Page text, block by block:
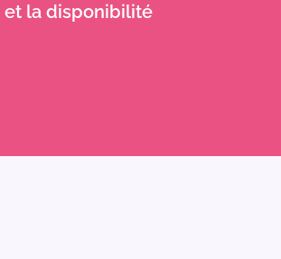
et la disponibilité